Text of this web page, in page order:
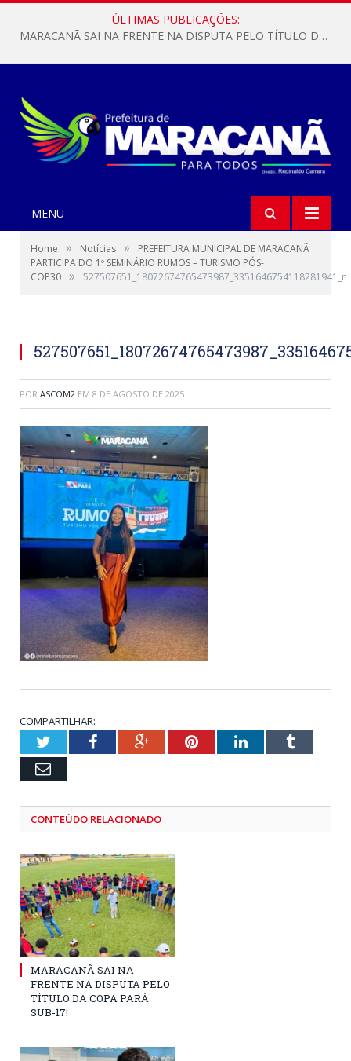
ÚLTIMAS PUBLICAÇÕES:
MARACANÃ SAI NA FRENTE NA DISPUTA PELO TÍTULO DA COPA PARÁ SUB-17!
MENU
Home » Notícias »
PREFEITURA MUNICIPAL DE MARACANÃ
PARTICIPA DO 1º SEMINÁRIO RUMOS – TURISMO PÓS-
COP30 » 527507651_18072674765473987_3351646754118281941_n
POR ASCOM2 EM 8 DE AGOSTO DE 2025
COMPARTILHAR:
TwitterFacebookGoogle+PinterestLinkedInTumblr
Email
CONTEÚDO RELACIONADO
MARACANÃ SAI NA
FRENTE NA DISPUTA PELO
TÍTULO DA COPA PARÁ
SUB-17!